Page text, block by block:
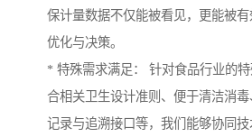
保计量数据不仅能被看见，更能被
优化与决策。
* 特殊需求满足： 针对食品行业的
合相关卫生设计准则、便于清洁消
记录与追溯接口等，我们能够协同